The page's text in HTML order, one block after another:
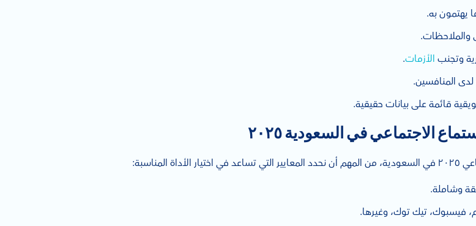
يهتمون به.
والملاحظات.
وتجنب الأزمات.
المنافسين.
قائمة على بيانات حقيقية.
الاجتماعي في السعودية ٢٠٢٥
وشاملة.
فيسبوك، تيك توك، وغيرها.